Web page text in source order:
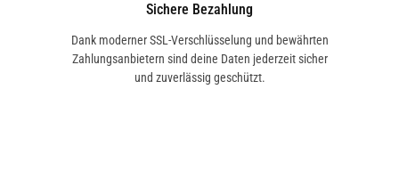
Sichere Bezahlung
Dank moderner SSL-Verschlüsselung und bewährten
Zahlungsanbietern sind deine Daten jederzeit sicher
und zuverlässig geschützt.